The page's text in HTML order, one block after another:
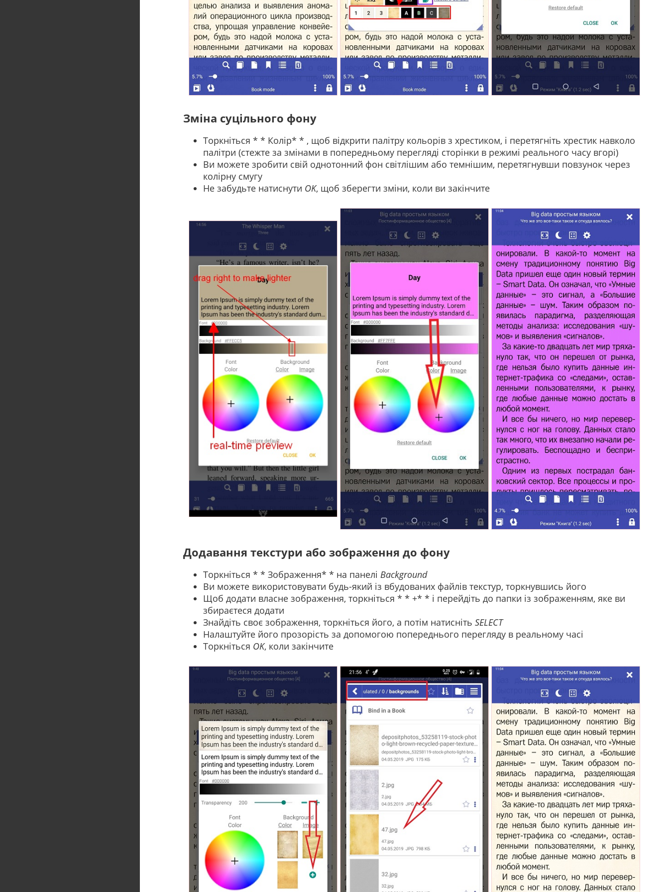
Зміна суцільного фону
Торкніться * * Колір* * , щоб відкрити палітру кольорів з хрестиком, і перетягніть хрестик навколо
палітри (стежте за змінами в попередньому перегляді сторінки в режимі реального часу вгорі)
Ви можете зробити свій однотонний фон світлішим або темнішим, перетягнувши повзунок через
колірну смугу
Не забудьте натиснути OK, щоб зберегти зміни, коли ви закінчите
Додавання текстури або зображення до фону
Торкніться * * Зображення* * на панелі Background
Ви можете використовувати будь-який із вбудованих файлів текстур, торкнувшись його
Щоб додати власне зображення, торкніться * * +* * і перейдіть до папки із зображенням, яке ви
збираєтеся додати
Знайдіть своє зображення, торкніться його, а потім натисніть SELECT
Налаштуйте його прозорість за допомогою попереднього перегляду в реальному часі
Торкніться OK, коли закінчите